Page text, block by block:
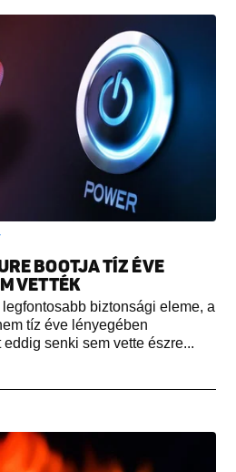
BOOTJA TÍZ ÉVE
VETTÉK
biztonsági eleme, a
tíz éve lényegében
senki sem vette észre...